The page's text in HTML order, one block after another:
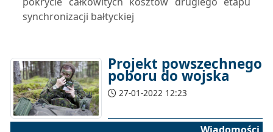
synchronizacji bałtyckiej
Projekt powszechnego
poboru do wojska
27-01-2022 12:23